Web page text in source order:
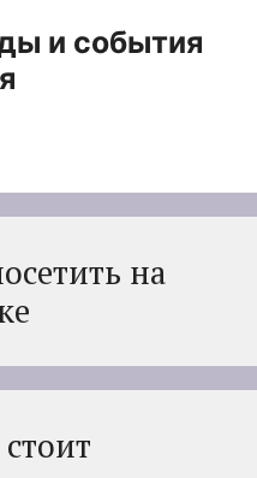
и события
на